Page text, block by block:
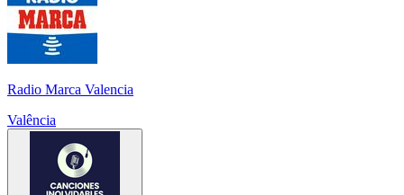
Radio Marca Valencia
Valência